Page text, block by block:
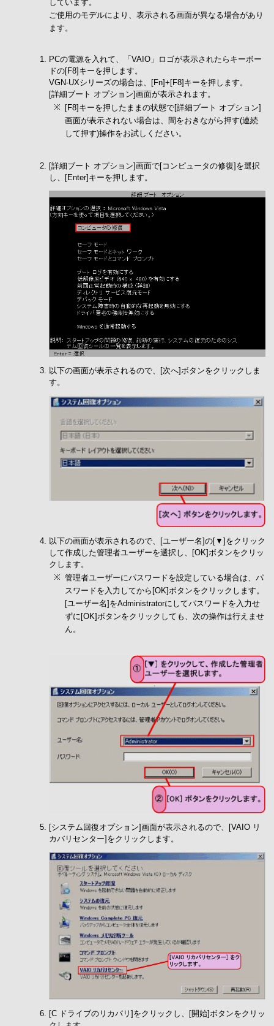
しています。
ご使用のモデルにより、表示される画面が異なる場合があり
ます。
PCの電源を入れて、「VAIO」ロゴが表示されたらキーボー
ドの[F8]キーを押します。
VGN-UXシリーズの場合は、[Fn]+[F8]キーを押します。
[詳細ブート オプション]画面が表示されます。
[F8]キーを押したままの状態で[詳細ブート オプション]
画面が表示されない場合は、間をおきながら押す(連続
して押す)操作をお試しください。
[詳細ブート オプション]画面で[コンピュータの修復]を選択
し、[Enter]キーを押します。
以下の画面が表示されるので、[次へ]ボタンをクリックしま
す。
以下の画面が表示されるので、[ユーザー名]の[▼]をクリック
して作成した管理者ユーザーを選択し、[OK]ボタンをクリッ
クします。
管理者ユーザーにパスワードを設定している場合は、パ
スワードを入力してから[OK]ボタンをクリックします。
[ユーザー名]をAdministratorにしてパスワードを入力せ
ずに[OK]ボタンをクリックしても、次の操作は行えませ
ん。
[システム回復オプション]画面が表示されるので、[VAIO リ
カバリセンター]をクリックします。
[C ドライブのリカバリ]をクリックし、[開始]ボタンをクリッ